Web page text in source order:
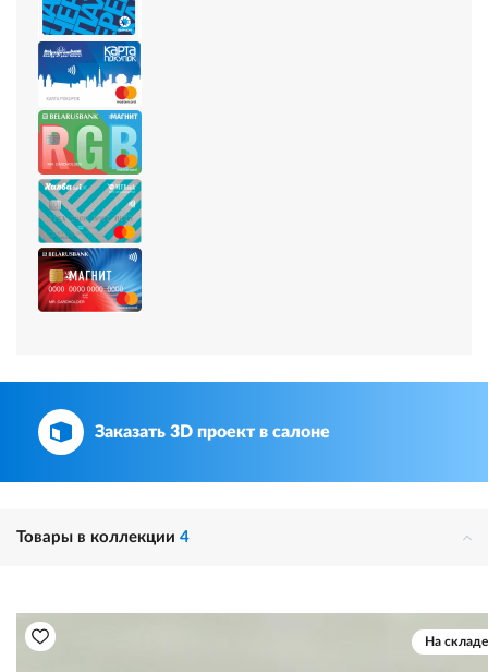
Заказать 3D проект в салоне
Товары в коллекции 4
На складе